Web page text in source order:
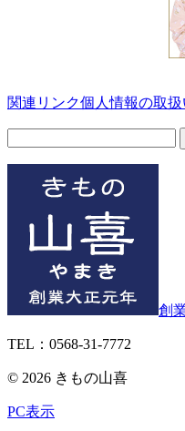
関連リンク個人情報の取扱
創
TEL：0568-31-7772
© 2026 きもの山喜
PC表示